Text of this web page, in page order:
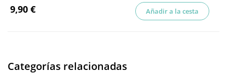
9,90 € Añadir a la cesta
Categorías relacionadas